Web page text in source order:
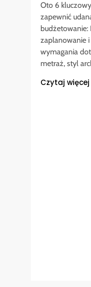
Oto 6
zapewnić
budżetowanie:
zaplanowanie
wymagania
metraż, styl
Czytaj więcej